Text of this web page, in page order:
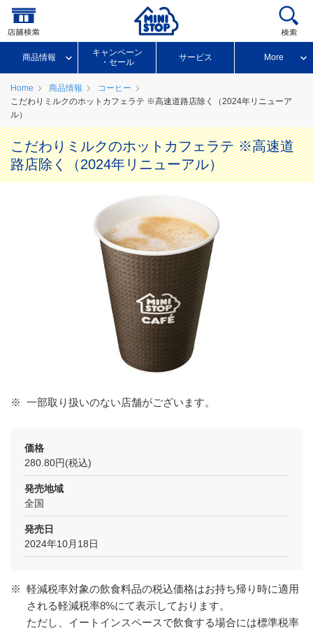
商品情報
キャンペーン
・セール
サービス More
Home 商品情報
コーヒー
こだわりミルクのホットカフェラテ ※高速道路店除く（2024年リニューア
ル）
こだわりミルクのホットカフェラテ ※高速道
路店除く（2024年リニューアル）
※ 一部取り扱いのない店舗がございます。
価格
280.80円(税込)
発売地域
全国
発売日
2024年10月18日
※ 軽減税率対象の飲食料品の税込価格はお持ち帰り時に適用
される軽減税率8%にて表示しております。
ただし、イートインスペースで飲食する場合には標準税率